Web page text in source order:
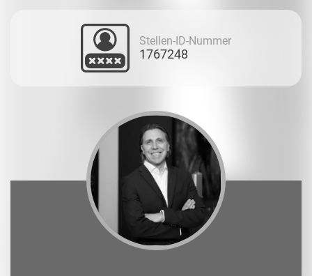
Stellen-ID-Nummer
1767248